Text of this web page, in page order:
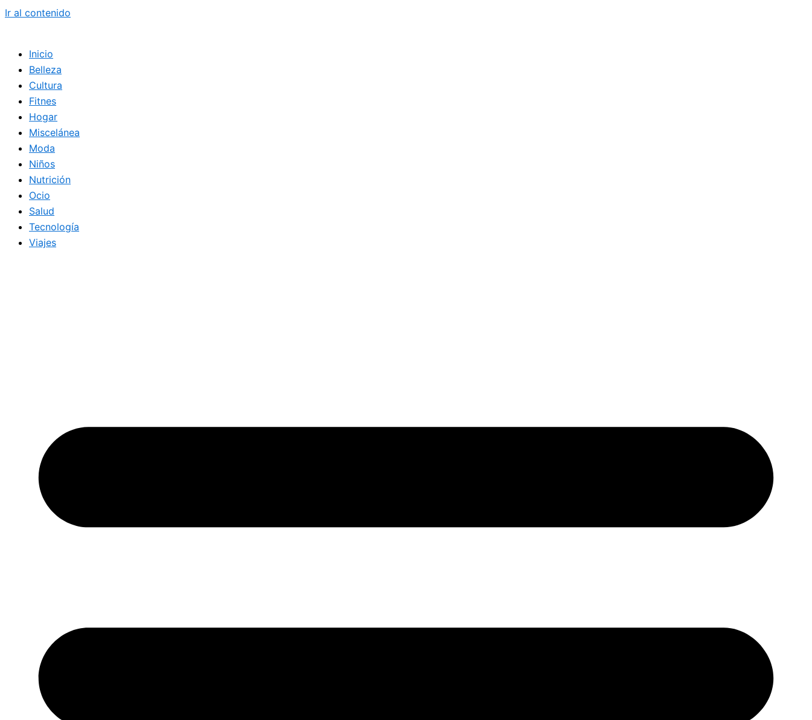
Ir al contenido
Inicio
Belleza
Cultura
Fitnes
Hogar
Miscelánea
Moda
Niños
Nutrición
Ocio
Salud
Tecnología
Viajes